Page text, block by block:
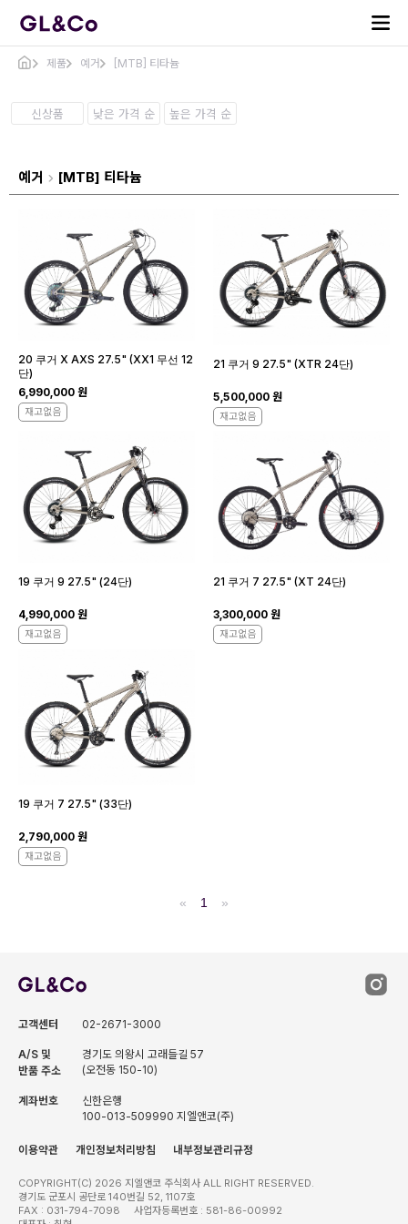
제품 예거 [MTB] 티타늄
신상품 낮은 가격 순 높은 가격 순
예거 [MTB] 티타늄
20 쿠거 X AXS 27.5" (XX1 무선 12
단)
6,990,000 원
재고없음
21 쿠거 9 27.5" (XTR 24단)
5,500,000 원
재고없음
19 쿠거 9 27.5" (24단)
4,990,000 원
재고없음
21 쿠거 7 27.5" (XT 24단)
3,300,000 원
재고없음
19 쿠거 7 27.5" (33단)
2,790,000 원
재고없음
« 1 »
고객센터 02-2671-3000
A/S 및
반품 주소
경기도 의왕시 고래들길 57
(오전동 150-10)
계좌번호
신한은행
100-013-509990 지엘앤코(주)
이용약관 개인정보처리방침 내부정보관리규정
COPYRIGHT(C) 2026 지엘앤코 주식회사 ALL RIGHT RESERVED.
경기도 군포시 공단로 140번길 52, 1107호
FAX : 031-794-7098 사업자등록번호 : 581-86-00992